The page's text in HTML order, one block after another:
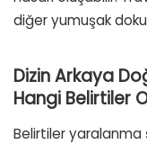
diğer yumuşak
Dizin Arkaya
Hangi Belirtiler
Belirtiler yaralanma